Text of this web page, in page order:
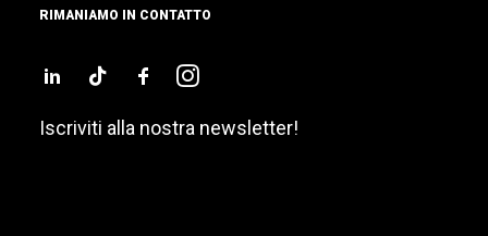
RIMANIAMO IN CONTATTO
Iscriviti alla nostra newsletter!